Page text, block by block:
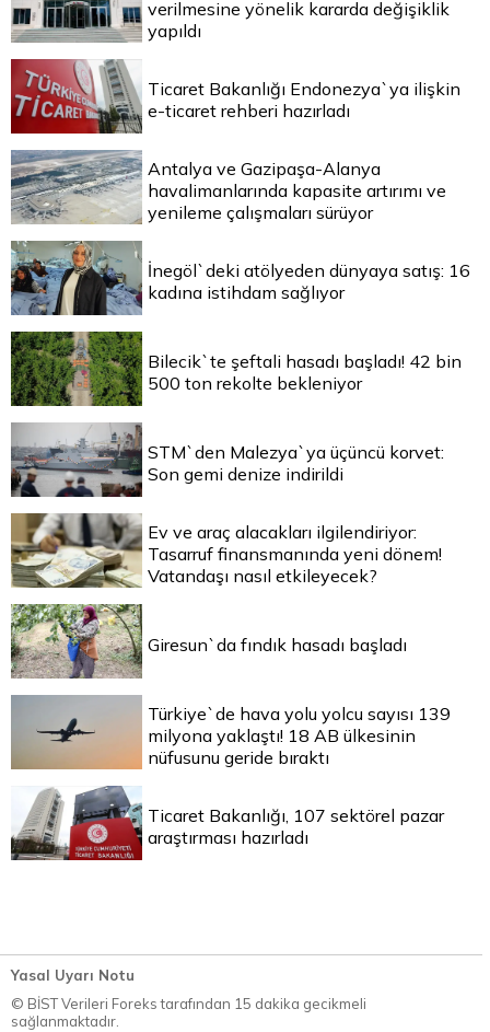
verilmesine yönelik kararda değişiklik
yapıldı
Ticaret Bakanlığı Endonezya`ya ilişkin
e-ticaret rehberi hazırladı
Antalya ve Gazipaşa-Alanya
havalimanlarında kapasite artırımı ve
yenileme çalışmaları sürüyor
İnegöl`deki atölyeden dünyaya satış: 16
kadına istihdam sağlıyor
Bilecik`te şeftali hasadı başladı! 42 bin
500 ton rekolte bekleniyor
STM`den Malezya`ya üçüncü korvet:
Son gemi denize indirildi
Ev ve araç alacakları ilgilendiriyor:
Tasarruf finansmanında yeni dönem!
Vatandaşı nasıl etkileyecek?
Giresun`da fındık hasadı başladı
Türkiye`de hava yolu yolcu sayısı 139
milyona yaklaştı! 18 AB ülkesinin
nüfusunu geride bıraktı
Ticaret Bakanlığı, 107 sektörel pazar
araştırması hazırladı
Yasal Uyarı Notu
© BİST Verileri Foreks tarafından 15 dakika gecikmeli
sağlanmaktadır.